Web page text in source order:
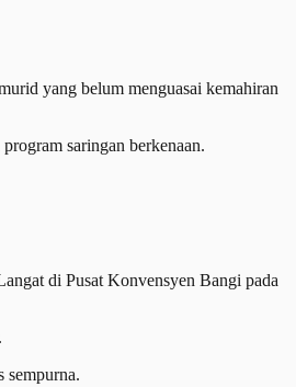
yang belum menguasai kemahiran
saringan berkenaan.
di Pusat Konvensyen Bangi pada
sempurna.